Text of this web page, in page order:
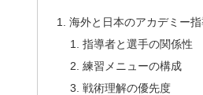
海外と日本のアカデミー
指導者と選手の関係性
練習メニューの構成
戦術理解の優先度